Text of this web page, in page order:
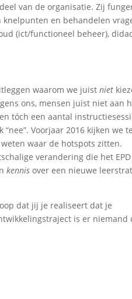
van de organisatie. Zij
en behandelen
(ict/functioneel beheer),
waarom we juistniet
ons, mensen juist niet aan
tóch een aantal
Voorjaar 2016 kijken we
waar de hotspots zitten.
verandering die het EPD
kennis over een nieuwe
dat jij je realiseert dat je
is er niemand